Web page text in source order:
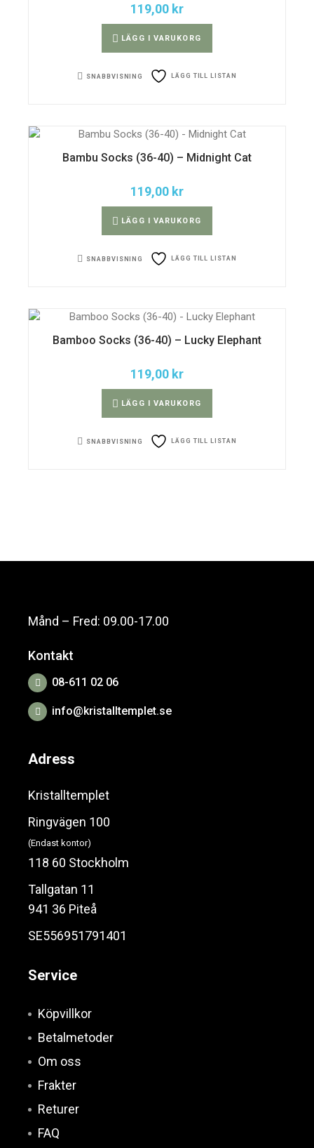
119,00 kr
LÄGG I VARUKORG
SNABBVISNING LÄGG TILL LISTAN
Bambu Socks (36-40) – Midnight Cat
119,00 kr
LÄGG I VARUKORG
SNABBVISNING LÄGG TILL LISTAN
Bamboo Socks (36-40) – Lucky Elephant
119,00 kr
LÄGG I VARUKORG
SNABBVISNING LÄGG TILL LISTAN
Månd – Fred: 09.00-17.00
Kontakt
08-611 02 06
info@kristalltemplet.se
Adress
Kristalltemplet
Ringvägen 100
(Endast kontor)
118 60 Stockholm
Tallgatan 11
941 36 Piteå
SE556951791401
Service
Köpvillkor
Betalmetoder
Om oss
Frakter
Returer
FAQ